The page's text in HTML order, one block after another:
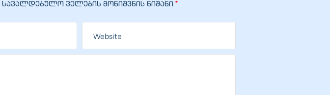
სავალდებულო ველების მონიშვნის ნიშანი *